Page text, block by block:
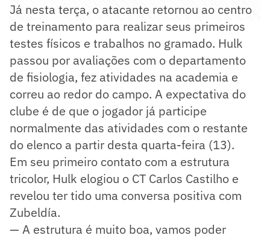
Já nesta terça, o atacante retornou ao centro
de treinamento para realizar seus primeiros
testes físicos e trabalhos no gramado. Hulk
passou por avaliações com o departamento
de fisiologia, fez atividades na academia e
correu ao redor do campo. A expectativa do
clube é de que o jogador já participe
normalmente das atividades com o restante
do elenco a partir desta quarta-feira (13).
Em seu primeiro contato com a estrutura
tricolor, Hulk elogiou o CT Carlos Castilho e
revelou ter tido uma conversa positiva com
Zubeldía.
— A estrutura é muito boa, vamos poder